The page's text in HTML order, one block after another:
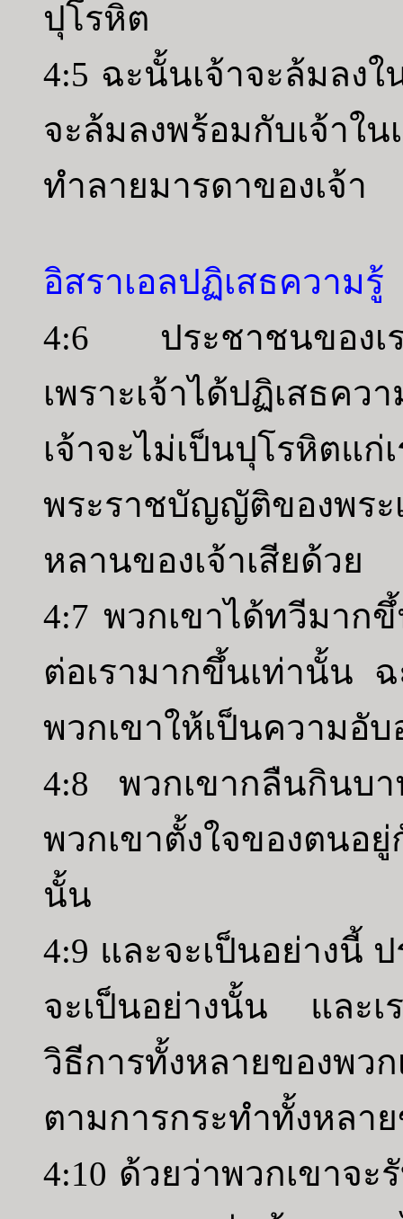
ปุโรหิต
4:5 ฉะนั้นเจ้าจะล้มลง
จะล้มลงพร้อมกับเจ้าใ
ทำลายมารดาของเจ้า
อิสราเอลปฏิเสธความรู้
4:6 ประชาชนของเร
เพราะเจ้าได้ปฏิเสธคว
เจ้าจะไม่เป็นปุโรหิตแ
พระราชบัญญัติของพร
หลานของเจ้าเสียด้วย
4:7 พวกเขาได้ทวีมาก
ต่อเรามากขึ้นเท่านั้น ฉ
พวกเขาให้เป็นความอับ
4:8 พวกเขากลืนกินบ
พวกเขาตั้งใจของตนอ
นั้น
4:9 และจะเป็นอย่างนี้
จะเป็นอย่างนั้น และเร
วิธีการทั้งหลายของพ
ตามการกระทำทั้งหลา
4:10 ด้วยว่าพวกเขาจ